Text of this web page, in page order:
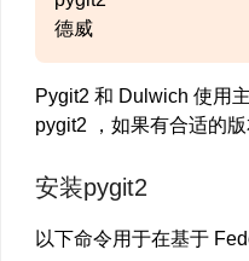
德威
Pygit2 和 Dulwich 使用
pygit2 ，如果有合适的
安装pygit2
以下命令用于在基于